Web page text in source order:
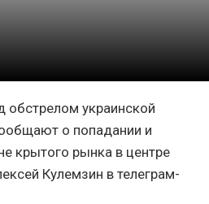
обстрелом украинской
о попадании и
крытого рынка в центре
Кулемзин в телеграм-